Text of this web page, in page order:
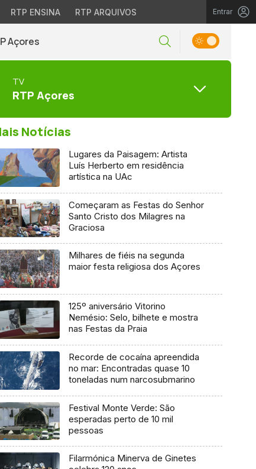
RTP ENSINA RTP ARQUIVOS Entrar
Açores
TV
RTP Açores
Notícias
Lugares da Paisagem: Artista
Luís Herberto em residência
artística na UAc
Começaram as Festas do Senhor
Santo Cristo dos Milagres na
Graciosa
Milhares de fiéis na segunda
maior festa religiosa dos Açores
125º aniversário Vitorino
Nemésio: Selo, bilhete e mostra
nas Festas da Praia
Recorde de cocaína apreendida
no mar: Encontradas quase 10
toneladas num narcosubmarino
Festival Monte Verde: São
esperadas perto de 10 mil
pessoas
Filarmónica Minerva de Ginetes